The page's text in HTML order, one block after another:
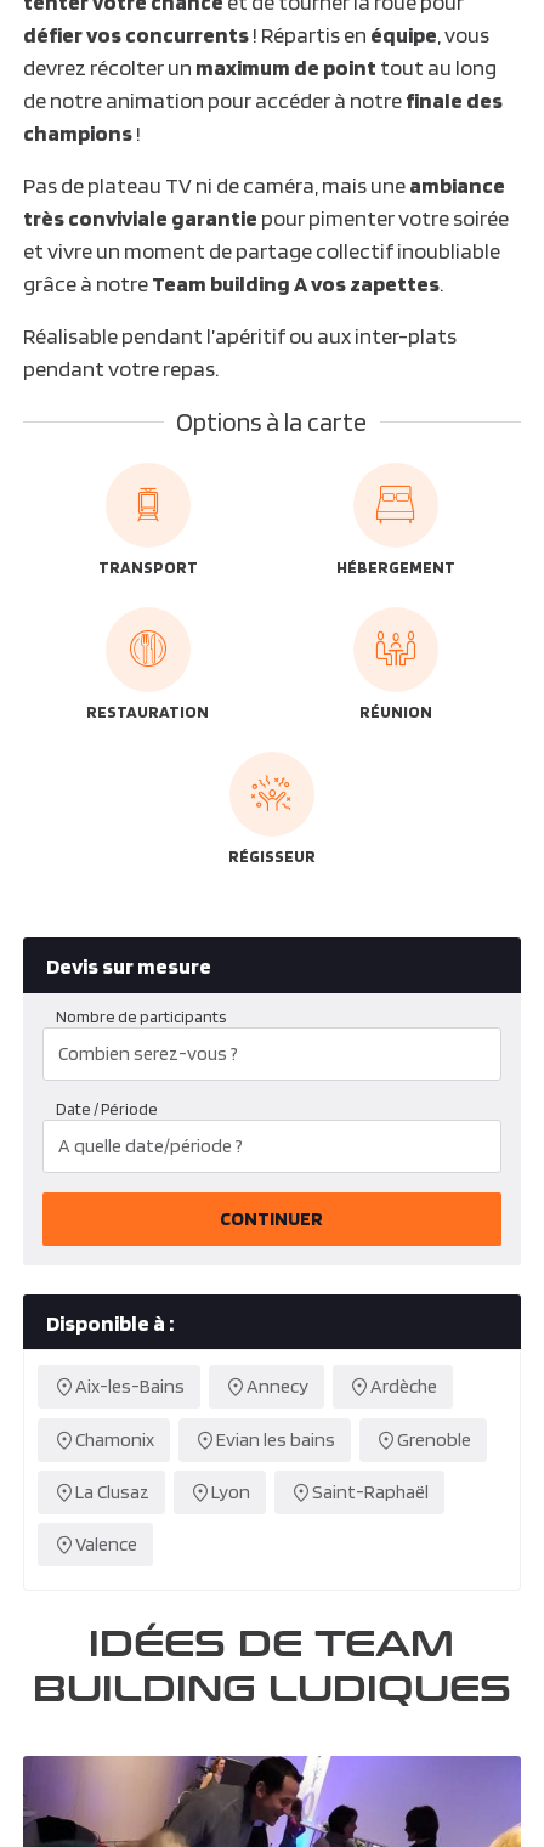
défier vos concurrents! Répartis en équipe , vous
devrez récolter un maximum de point tout au long
de notre animation pour accéder à notrefinale des
champions!
Pas de plateau TV ni de caméra, mais uneambiance
très conviviale garantie pour pimenter votre soirée
et vivre un moment de partage collectif inoubliable
grâce à notreTeam building A vos zapettes.
Réalisable pendant l’apéritif ou aux inter-plats
pendant votre repas.
Options à la carte
TRANSPORT HÉBERGEMENT
RESTAURATION RÉUNION
RÉGISSEUR
Devis sur mesure
Nombre de participants
Date / Période
CONTINUER
Disponible à :
Aix-les-Bains Annecy Ardèche
Chamonix Evian les bains Grenoble
La Clusaz Lyon Saint-Raphaël
Valence
IDÉES DE TEAM
BUILDING LUDIQUES